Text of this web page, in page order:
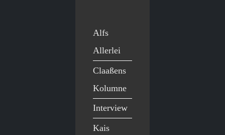
Alfs
Allerlei
Claaßens
Kolumne
Interview
Kais